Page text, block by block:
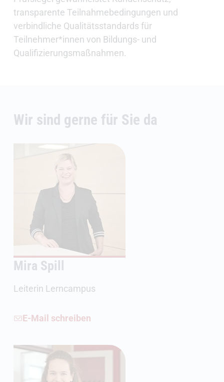
transparente Teilnahmebedingungen und
verbindliche Qualitätsstandards für
Teilnehmer*innen von Bildungs- und
Qualifizierungsmaßnahmen.
Wir sind gerne für Sie da
Mira Spill
Leiterin Lerncampus
E-Mail schreiben